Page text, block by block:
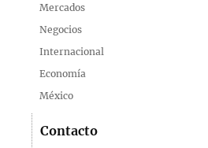
Mercados
Negocios
Internacional
Economía
México
Contacto